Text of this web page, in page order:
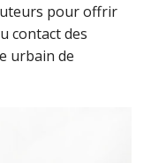
pour offrir
contact des
urbain de